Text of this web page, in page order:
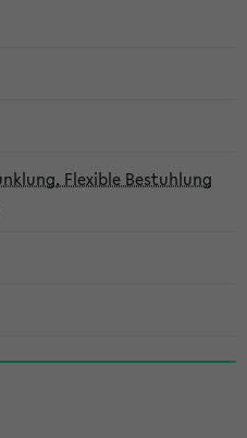
Flexible Bestuhlung